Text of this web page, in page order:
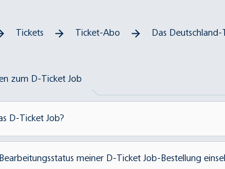
Tickets Ticket-Abo Das
zum D-Ticket Job
D-Ticket Job?
im Verkehrsverbund Rhein-Neckar (VRN)
meiner D-Ticket Job-Bestellung